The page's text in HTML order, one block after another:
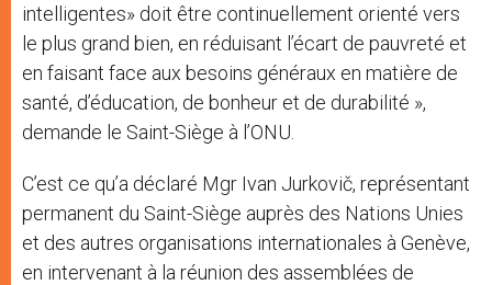
intelligentes» doit être continuellement orienté vers
le plus grand bien, en réduisant l’écart de pauvreté et
en faisant face aux besoins généraux en matière de
santé, d’éducation, de bonheur et de durabilité »,
demande le Saint-Siège à l’ONU.
C’est ce qu’a déclaré Mgr Ivan Jurkovič, représentant
permanent du Saint-Siège auprès des Nations Unies
et des autres organisations internationales à Genève,
en intervenant à la réunion des assemblées de